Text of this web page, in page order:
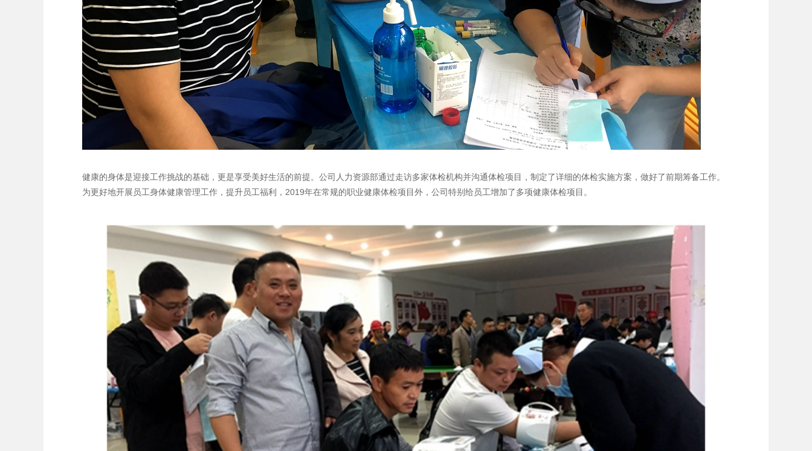
健康的身体是迎接工作挑战的基础，更是享受美好生活的前提。公司人力资源部通过走访多家体检机构并沟通体检项目，制定了详细的体检实施方案，做好了前期筹备工作。
为更好地开展员工身体健康管理工作，提升员工福利，2019年在常规的职业健康体检项目外，公司特别给员工增加了多项健康体检项目。